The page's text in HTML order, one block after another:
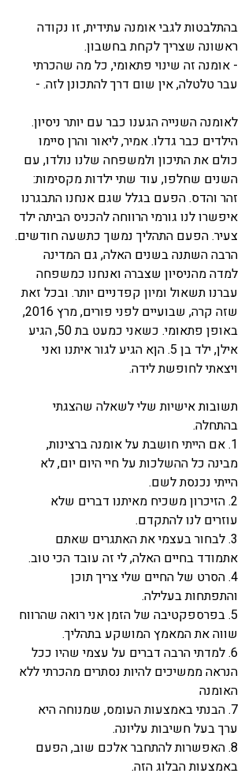
בהתלבטות לגבי אומנה עתידית, זו נקודה
ראשונה שצריך לקחת בחשבון.
- אומנה זה שינוי פתאומי, כל מה שהכרתי
עבר טלטלה, אין שום דרך להתכונן לזה. -
לאומנה השנייה הגענו כבר עם יותר ניסיון.
הילדים כבר גדלו. אמיר, ליאור והרן סיימו
כולם את התיכון ולמשפחה שלנו נולדו, עם
השנים שחלפו, עוד שתי ילדות מקסימות:
זהר והדס. הפעם בגלל שגם אנחנו התבגרנו
איפשרו לנו גורמי הרווחה להכניס הביתה ילד
צעיר. הפעם התהליך נמשך כתשעה חודשים.
הרבה השתנה בשנים האלה, גם המדינה
למדה מהניסיון שצברה ואנחנו כמשפחה
עברנו תשאול ומיון קפדניים יותר. ובכל זאת
שזה קרה, שבועיים לפני פורים, מרץ 2016,
באופן פתאומי. כשאני כמעט בת 50, הגיע
אילן, ילד בן 5. הןא הגיע לגור איתנו ואני
ויצאתי לחופשת לידה.
תשובות אישיות שלי לשאלה שהצגתי
בהתחלה.
1. אם הייתי חושבת על אומנה ברצינות,
מבינה כל ההשלכות על חיי היום יום, לא
הייתי נכנסת לשם.
2. הזיכרון משכיח מאיתנו דברים שלא
עוזרים לנו להתקדם.
3. לבחור בעצמי את האתגרים שאתם
אתמודד בחיים האלה, לי זה עובד הכי טוב.
4. הסרט של החיים שלי צריך תוכן
והתפתחות בעלילה.
5. בפרספקטיבה של הזמן אני רואה שהרווח
שווה את המאמץ המושקע בתהליך.
6. למדתי הרבה דברים על עצמי שהיו ככל
הנראה ממשיכים להיות נסתרים מהכרתי ללא
האומנה
7. הבנתי באמצעות העומס, שמנוחה היא
ערך בעל חשיבות עליונה.
8. האפשרות להתחבר אלכם שוב, הפעם
באמצעות הבלוג הזה.